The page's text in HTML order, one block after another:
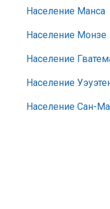
Население Манса
Население Монзе
Население
Население
Население Сан-